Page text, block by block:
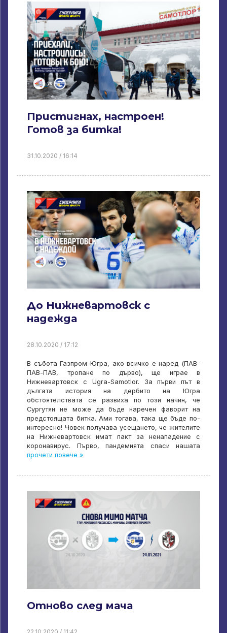
Пристигнах, настроен!
Готов за битка!
31.10.2020 / 16:14
До Нижневартовск с
надежда
28.10.2020 / 17:12
В събота Газпром-Югра, ако всичко е наред (ПАВ-
ПАВ-ПАВ, тропане по дърво), ще играе в
Нижневартовск с Ugra-Samotlor. За първи път в
дългата история на дербито на Югра
обстоятелствата се развиха по този начин, че
Сургутян не може да бъде наречен фаворит на
предстоящата битка. Ами тогава, така ще бъде по-
интересно! Човек получава усещането, че жителите
на Нижневартовск имат пакт за ненападение с
коронавирус. Първо, пандемията спаси нашата
прочети повече »
Отново след мача